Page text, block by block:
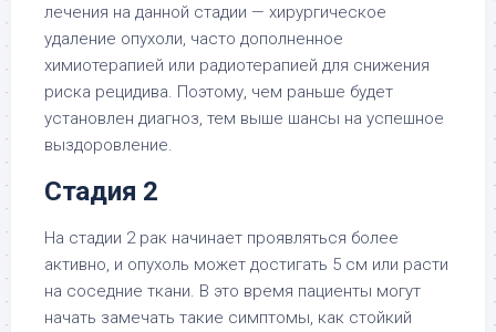
лечения на данной стадии — хирургическое
удаление опухоли, часто дополненное
химиотерапией или радиотерапией для снижения
риска рецидива. Поэтому, чем раньше будет
установлен диагноз, тем выше шансы на успешное
выздоровление.
Стадия 2
На стадии 2 рак начинает проявляться более
активно, и опухоль может достигать 5 см или расти
на соседние ткани. В это время пациенты могут
начать замечать такие симптомы, как стойкий